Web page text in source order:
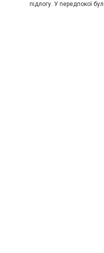
підлогу. У передпокої